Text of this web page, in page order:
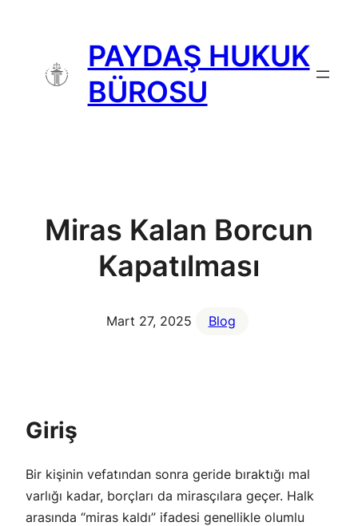
PAYDAŞ HUKUK
BÜROSU
Miras Kalan Borcun
Kapatılması
Mart 27, 2025 Blog
Giriş
Bir kişinin vefatından sonra geride bıraktığı mal
varlığı kadar, borçları da mirasçılara geçer. Halk
arasında “miras kaldı” ifadesi genellikle olumlu